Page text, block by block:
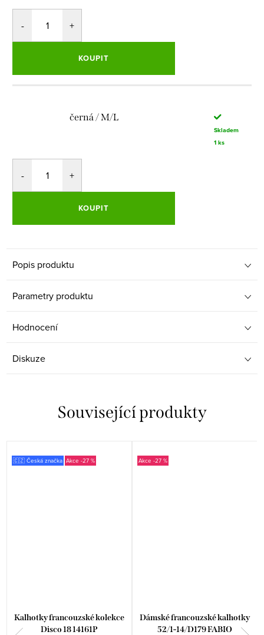
KOUPIT
černá / M/L
Skladem
1 ks
KOUPIT
Popis produktu
Parametry produktu
Hodnocení
Diskuze
Související produkty
🇨🇿 Česká značka -27 %
Kalhotky francouzské kolekce
Disco 18 14161P
-27 %
Dámské francouzské kalhotky
52/1-14/D179 FABIO